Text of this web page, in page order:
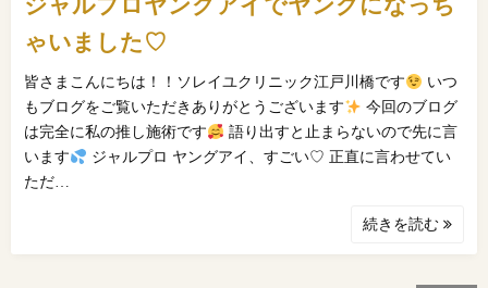
ジャルプロヤングアイでヤングになっち
ゃいました♡
皆さまこんにちは！！ソレイユクリニック江戸川橋です
いつ
もブログをご覧いただきありがとうございます
今回のブログ
は完全に私の推し施術です
語り出すと止まらないので先に言
います
ジャルプロ ヤングアイ、すごい♡ 正直に言わせてい
ただ…
続きを読む